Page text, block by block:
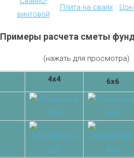
винтовой
Плита на сваях
Примеры расчета сметы
(нажать для просмотра)
4х4 6х6